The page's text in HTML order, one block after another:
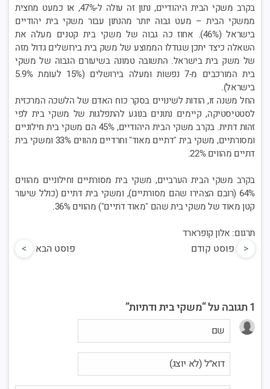
בקרב משקי הבית היהודיים, נתון זה עולה ל-47%, או כמעט מחצית
ממשקי הבית – מעט גבוה יותר מהנתון עבור משקי בית יהודיים
בישראל (46%). אחוז כה גבוה של משקי בית קטנים מעלה את
השאלה כיצד יתכן שגודלו הממוצע של משק בית בירושלים גדול מזה
של משק בית בישראל. התשובה טמונה בשיעורם הגבוה של משקי
בית המורכבים מ-7 נפשות ומעלה בירושלים (15% לעומת 5.9%
בישראל).
החל משנה זו, הודות לשינויים בסקר כוח האדם של הלשכה המרכזית
לסטטיסטיקה, קיימים נתונים בנוגע להתפלגות של משקי בית לפי
זהות דתית. בקרב משקי הבית היהודיים, 45% הם משקי בית חילוניים
ומסורתיים, משקי בית "דתיים מאוד" וחרדיים מהווים 33% ומשקי בית
דתיים מהווים 22%.
בקרב משקי הבית הערביים, משקי בית מסורתיים וחילוניים מהווים
64% (רובם הצהירו שהם מסורתיים), ומשקי בית דתיים (כולל שיעור
קטן מאוד של משקי בית שהם "מאוד דתיים") מהווים 36%.
תרגום: אלון קופרארד
< פוסט קודם פוסט הבא >
1 תגובה על “משקי בית ודתיות”